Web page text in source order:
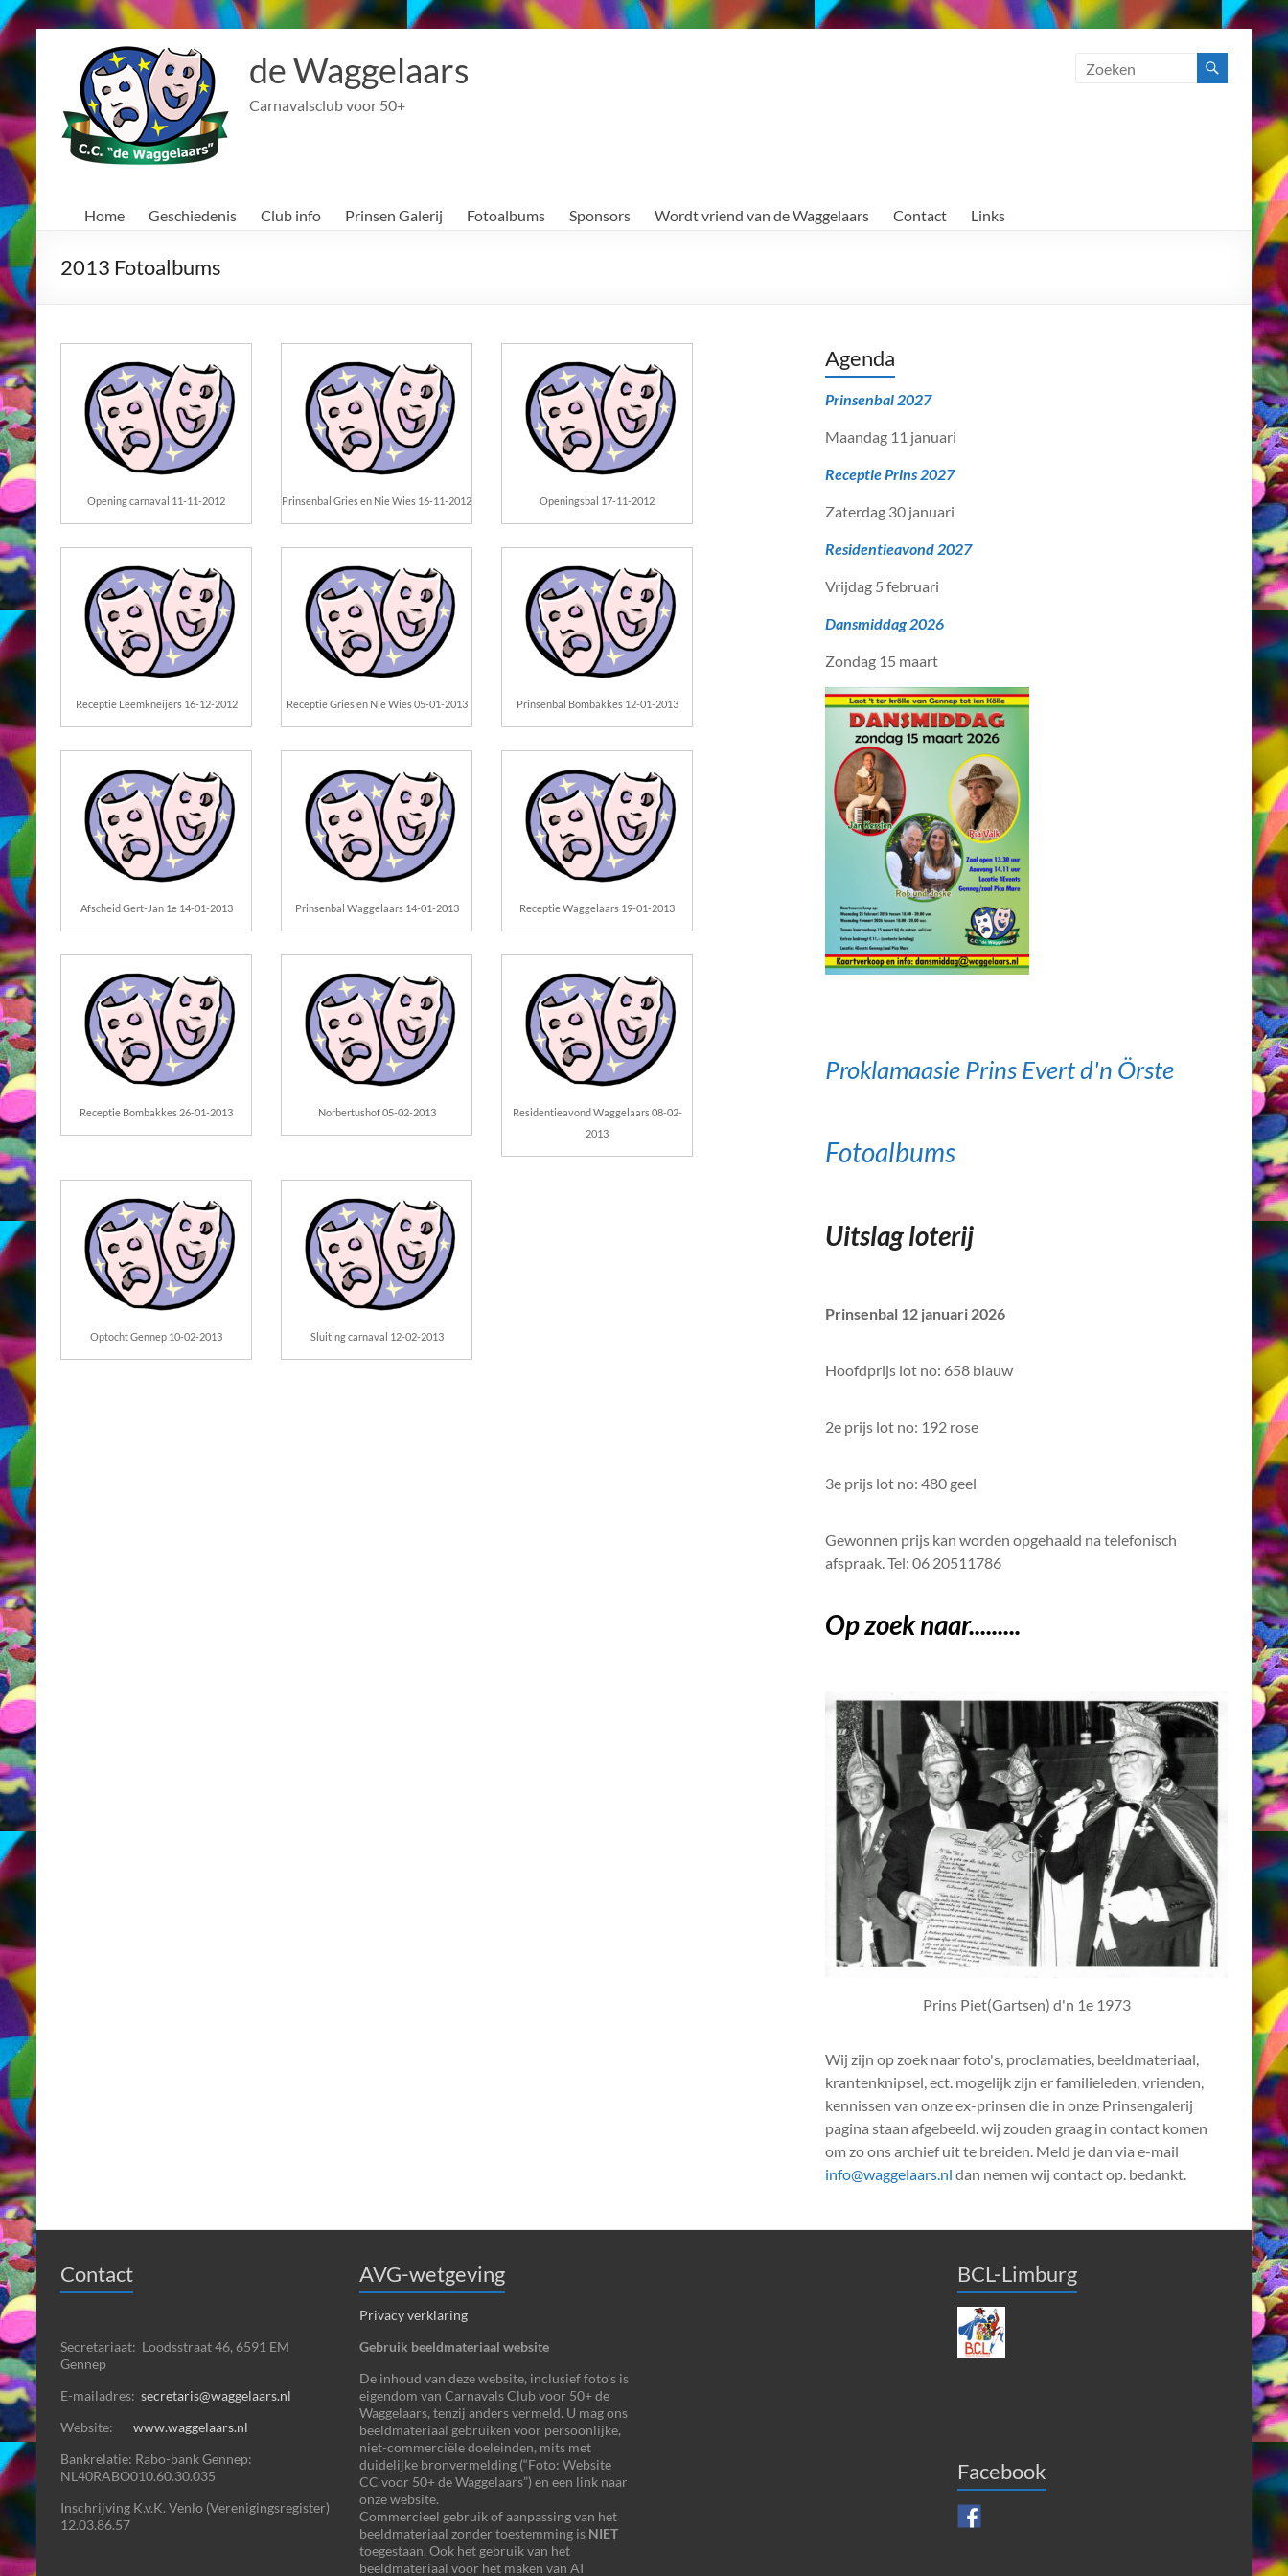
Ga
naar
inhoud
de Waggelaars
Carnavalsclub voor 50+
Home Geschiedenis Club info Prinsen Galerij Fotoalbums Sponsors Wordt vriend van de Waggelaars Contact Links
2013 Fotoalbums
Opening carnaval 11-11-2012 Prinsenbal Gries en Nie Wies 16-11-2012 Openingsbal 17-11-2012
Receptie Leemkneijers 16-12-2012 Receptie Gries en Nie Wies 05-01-2013 Prinsenbal Bombakkes 12-01-2013
Afscheid Gert-Jan 1e 14-01-2013 Prinsenbal Waggelaars 14-01-2013 Receptie Waggelaars 19-01-2013
Receptie Bombakkes 26-01-2013 Norbertushof 05-02-2013
Residentieavond Waggelaars 08-02-
2013
Optocht Gennep 10-02-2013 Sluiting carnaval 12-02-2013
Agenda
Prinsenbal 2027
Maandag 11 januari
Receptie Prins 2027
Zaterdag 30 januari
Residentieavond 2027
Vrijdag 5 februari
Dansmiddag 2026
Zondag 15 maart
Proklamaasie Prins Evert d'n Örste
Fotoalbums
Uitslag loterij
Prinsenbal 12 januari 2026
Hoofdprijs lot no: 658 blauw
2e prijs lot no: 192 rose
3e prijs lot no: 480 geel
Gewonnen prijs kan worden opgehaald na telefonisch
afspraak. Tel: 06 20511786
Op zoek naar.........
Prins Piet(Gartsen) d'n 1e 1973
Wij zijn op zoek naar foto's, proclamaties, beeldmateriaal,
krantenknipsel, ect. mogelijk zijn er familieleden, vrienden,
kennissen van onze ex-prinsen die in onze Prinsengalerij
pagina staan afgebeeld. wij zouden graag in contact komen
om zo ons archief uit te breiden. Meld je dan via e-mail
info@waggelaars.nl dan nemen wij contact op. bedankt.
Contact
Secretariaat: Loodsstraat 46, 6591 EM
Gennep
E-mailadres: secretaris@waggelaars.nl
Website: www.waggelaars.nl
Bankrelatie: Rabo-bank Gennep:
NL40RABO010.60.30.035
Inschrijving K.v.K. Venlo (Verenigingsregister)
12.03.86.57
AVG-wetgeving
Privacy verklaring
Gebruik beeldmateriaal website
De inhoud van deze website, inclusief foto’s is
eigendom van Carnavals Club voor 50+ de
Waggelaars, tenzij anders vermeld. U mag ons
beeldmateriaal gebruiken voor persoonlijke,
niet-commerciële doeleinden, mits met
duidelijke bronvermelding (“Foto: Website
CC voor 50+ de Waggelaars”) en een link naar
onze website.
Commercieel gebruik of aanpassing van het
beeldmateriaal zonder toestemming is NIET
toegestaan. Ook het gebruik van het
beeldmateriaal voor het maken van AI
BCL-Limburg
Facebook